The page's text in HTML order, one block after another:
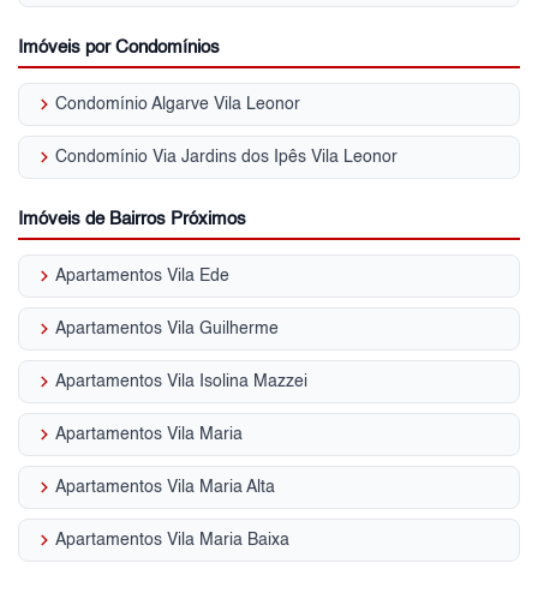
Imóveis por Condomínios
keyboard_arrow_right Condomínio Algarve Vila Leonor
keyboard_arrow_right Condomínio Via Jardins dos Ipês Vila Leonor
Imóveis de Bairros Próximos
keyboard_arrow_right Apartamentos Vila Ede
keyboard_arrow_right Apartamentos Vila Guilherme
keyboard_arrow_right Apartamentos Vila Isolina Mazzei
keyboard_arrow_right Apartamentos Vila Maria
keyboard_arrow_right Apartamentos Vila Maria Alta
keyboard_arrow_right Apartamentos Vila Maria Baixa